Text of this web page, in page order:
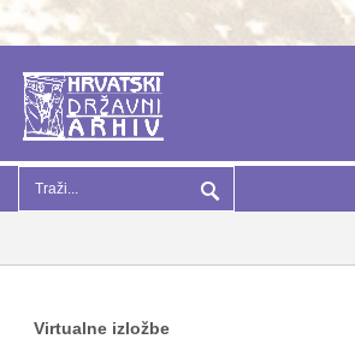
Virtualne izložbe